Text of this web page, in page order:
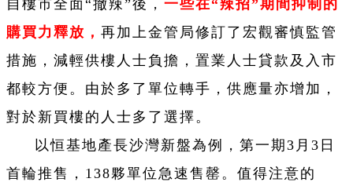
自樓市全面“撤辣”後， 一些在“辣招”期間抑制的
購買力釋放， 再加上金管局修訂了宏觀審慎監管
措施，減輕供樓人士負擔，置業人士貸款及入市
都較方便。由於多了單位轉手，供應量亦增加，
對於新買樓的人士多了選擇。
以恒基地產長沙灣新盤為例，第一期3月3日
首輪推售，138夥單位急速售罄。值得注意的